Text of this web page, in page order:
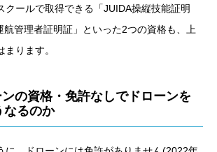
クールで取得できる「JUIDA操縦技能証明
航管理者証明証」といった2つの資格も、上
ります。
の資格・免許なしでドローンを
なるのか